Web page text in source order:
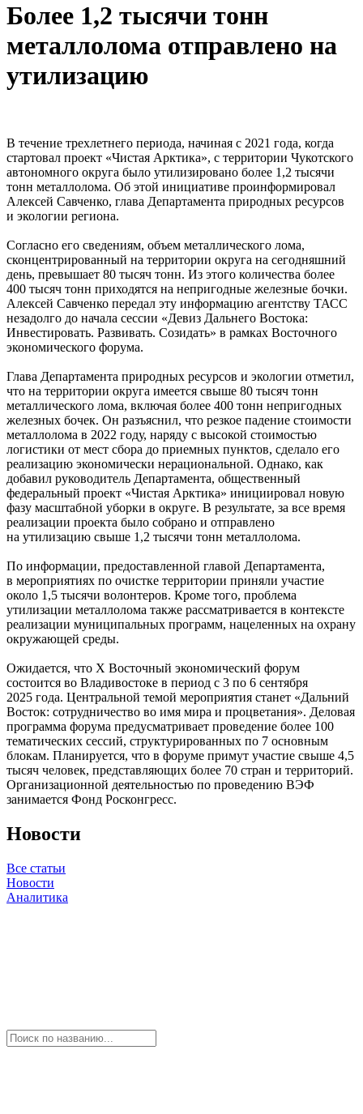
Более 1,2 тысячи тонн
металлолома отправлено на
утилизацию
В течение трехлетнего периода, начиная с 2021 года, когда
стартовал проект «Чистая Арктика», с территории Чукотского
автономного округа было утилизировано более 1,2 тысячи
тонн металлолома. Об этой инициативе проинформировал
Алексей Савченко, глава Департамента природных ресурсов
и экологии региона.
Согласно его сведениям, объем металлического лома,
сконцентрированный на территории округа на сегодняшний
день, превышает 80 тысяч тонн. Из этого количества более
400 тысяч тонн приходятся на непригодные железные бочки.
Алексей Савченко передал эту информацию агентству ТАСС
незадолго до начала сессии «Девиз Дальнего Востока:
Инвестировать. Развивать. Созидать» в рамках Восточного
экономического форума.
Глава Департамента природных ресурсов и экологии отметил,
что на территории округа имеется свыше 80 тысяч тонн
металлического лома, включая более 400 тонн непригодных
железных бочек. Он разъяснил, что резкое падение стоимости
металлолома в 2022 году, наряду с высокой стоимостью
логистики от мест сбора до приемных пунктов, сделало его
реализацию экономически нерациональной. Однако, как
добавил руководитель Департамента, общественный
федеральный проект «Чистая Арктика» инициировал новую
фазу масштабной уборки в округе. В результате, за все время
реализации проекта было собрано и отправлено
на утилизацию свыше 1,2 тысячи тонн металлолома.
По информации, предоставленной главой Департамента,
в мероприятиях по очистке территории приняли участие
около 1,5 тысячи волонтеров. Кроме того, проблема
утилизации металлолома также рассматривается в контексте
реализации муниципальных программ, нацеленных на охрану
окружающей среды.
Ожидается, что Х Восточный экономический форум
состоится во Владивостоке в период с 3 по 6 сентября
2025 года. Центральной темой мероприятия станет «Дальний
Восток: сотрудничество во имя мира и процветания». Деловая
программа форума предусматривает проведение более 100
тематических сессий, структурированных по 7 основным
блокам. Планируется, что в форуме примут участие свыше 4,5
тысяч человек, представляющих более 70 стран и территорий.
Организационной деятельностью по проведению ВЭФ
занимается Фонд Росконгресс.
Новости
Все статьи
Новости
Аналитика